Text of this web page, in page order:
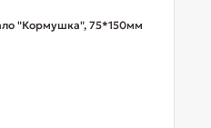
"Кормушка", 75*150мм